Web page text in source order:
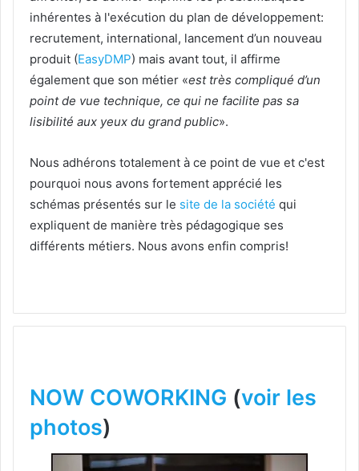
inhérentes à l'exécution du plan de développement:
recrutement, international, lancement d’un nouveau
produit (EasyDMP) mais avant tout, il affirme
également que son métier «est très compliqué d’un
point de vue technique, ce qui ne facilite pas sa
lisibilité aux yeux du grand public».
Nous adhérons totalement à ce point de vue et c'est
pourquoi nous avons fortement apprécié les
schémas présentés sur le site de la société qui
expliquent de manière très pédagogique ses
différents métiers. Nous avons enfin compris!
NOW COWORKING (voir les
photos)